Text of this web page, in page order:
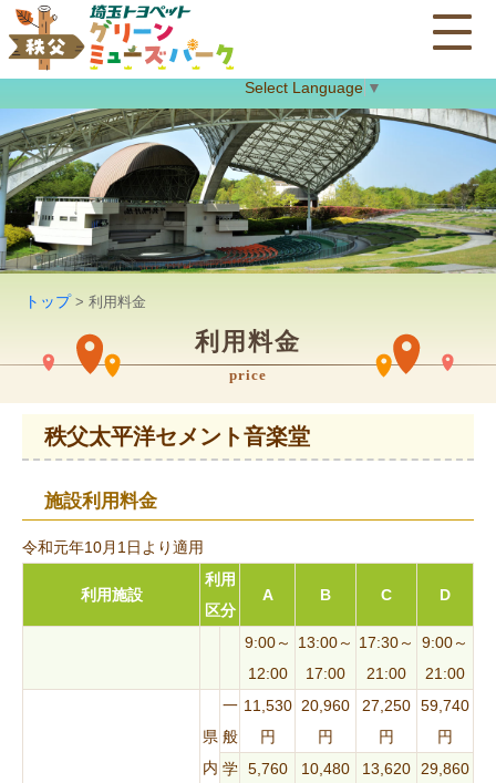
Select Language ▼
トップ > 利用料金
利用料金
price
秩父太平洋セメント音楽堂
施設利用料金
令和元年10月1日より適用
利用施設
利用
区分
A B C D
9:00～
12:00
13:00～
17:00
17:30～
21:00
9:00～
21:00
県
内
一
般
11,530
円
20,960
円
27,250
円
59,740
円
学 5,760
10,480
13,620 29,860